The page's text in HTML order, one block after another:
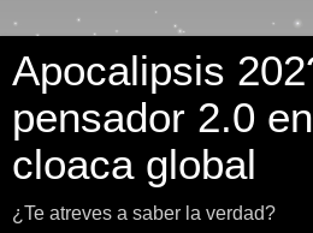
Apocalipsis
pensador 2.0
cloaca global
¿Te atreves a saber la verdad?